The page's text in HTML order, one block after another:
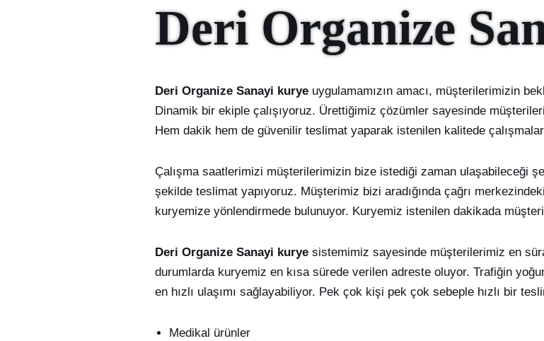
Deri Organize
Deri Organize Sanayi kuryeuygulamamızın amacı, müşterilerimizin
Dinamik bir ekiple çalışıyoruz. Ürettiğimiz çözümler sayesinde
Hem dakik hem de güvenilir teslimat yaparak istenilen kalitede
Çalışma saatlerimizi müşterilerimizin bize istediği zaman ulaşabileceği
şekilde teslimat yapıyoruz. Müşterimiz bizi aradığında çağrı
kuryemize yönlendirmede bulunuyor. Kuryemiz istenilen dakikada
Deri Organize Sanayi kuryesistemimiz sayesinde müşterilerimiz en
durumlarda kuryemiz en kısa sürede verilen adreste oluyor. Trafiğin
en hızlı ulaşımı sağlayabiliyor. Pek çok kişi pek çok sebeple hızlı bir
Medikal ürünler